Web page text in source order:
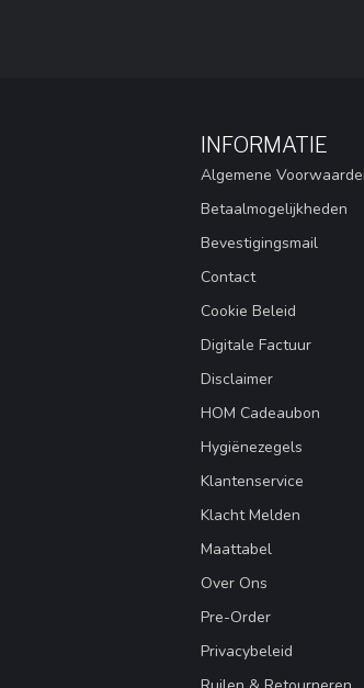
INFORMATIE
Algemene
Betaalmogelijkheden
Bevestigingsmail
Contact
Cookie Beleid
Digitale Factuur
Disclaimer
HOM Cadeaubon
Hygiënezegels
Klantenservice
Klacht Melden
Maattabel
Over Ons
Pre-Order
Privacybeleid